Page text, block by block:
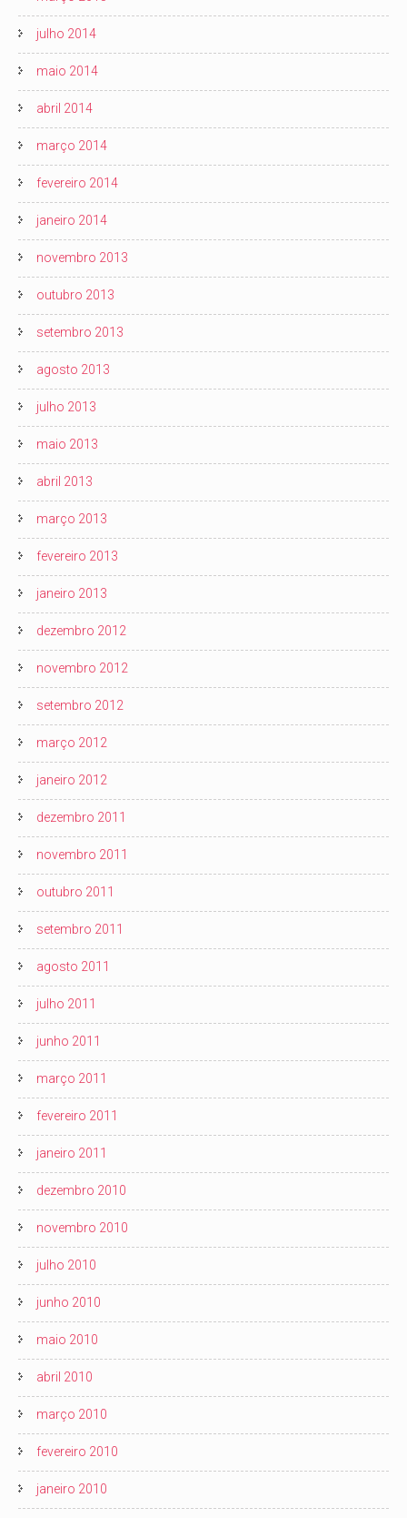
julho 2014
maio 2014
abril 2014
março 2014
fevereiro 2014
janeiro 2014
novembro 2013
outubro 2013
setembro 2013
agosto 2013
julho 2013
maio 2013
abril 2013
março 2013
fevereiro 2013
janeiro 2013
dezembro 2012
novembro 2012
setembro 2012
março 2012
janeiro 2012
dezembro 2011
novembro 2011
outubro 2011
setembro 2011
agosto 2011
julho 2011
junho 2011
março 2011
fevereiro 2011
janeiro 2011
dezembro 2010
novembro 2010
julho 2010
junho 2010
maio 2010
abril 2010
março 2010
fevereiro 2010
janeiro 2010